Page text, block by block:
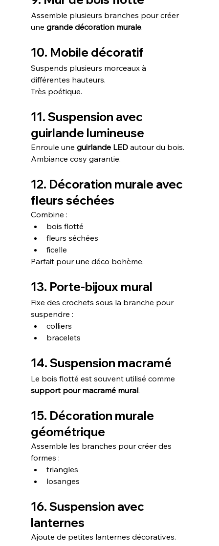
Assemble plusieurs branches pour créer
une grande décoration murale.
10. Mobile décoratif
Suspends plusieurs morceaux à
différentes hauteurs.
Très poétique.
11. Suspension avec
guirlande lumineuse
Enroule une guirlande LED autour du bois.
Ambiance cosy garantie.
12. Décoration murale avec
fleurs séchées
Combine :
bois flotté
fleurs séchées
ficelle
Parfait pour une déco bohème.
13. Porte-bijoux mural
Fixe des crochets sous la branche pour
suspendre :
colliers
bracelets
14. Suspension macramé
Le bois flotté est souvent utilisé comme
support pour macramé mural.
15. Décoration murale
géométrique
Assemble les branches pour créer des
formes :
triangles
losanges
16. Suspension avec
lanternes
Ajoute de petites lanternes décoratives.